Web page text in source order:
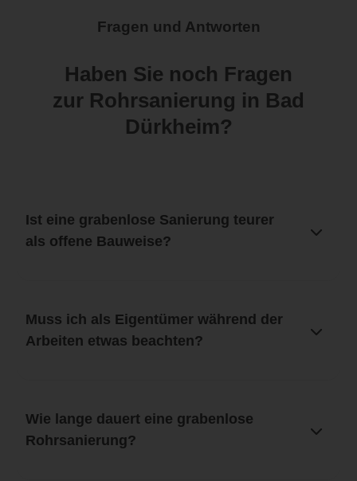
Fragen und Antworten
Haben Sie noch Fragen
zur Rohrsanierung in Bad
Dürkheim?
Ist eine grabenlose Sanierung teurer
als offene Bauweise?
Muss ich als Eigentümer während der
Arbeiten etwas beachten?
Wie lange dauert eine grabenlose
Rohrsanierung?